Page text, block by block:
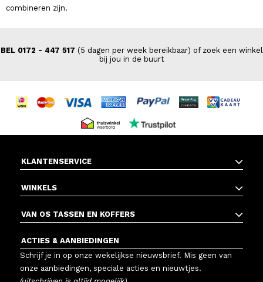
combineren zijn.
BEL 0172 - 447 517 (5 dagen per week bereikbaar) of zoek een winkel
bij jou in de buurt
KLANTENSERVICE
WINKELS
VAN OS TASSEN EN KOFFERS
ACTIES & AANBIEDINGEN
Schrijf je in op onze wekelijkse nieuwsbrief. Mis geen van
onze aanbiedingen, speciale acties en nieuwtjes.